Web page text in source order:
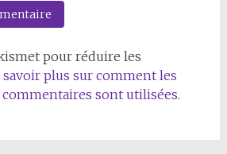
pour réduire les
savoir plus sur comment les
sont utilisées.